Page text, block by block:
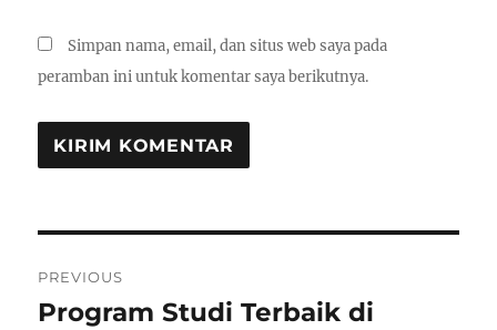
Simpan nama, email, dan situs web saya pada
peramban ini untuk komentar saya berikutnya.
pos
PREVIOUS
Previous
Program Studi Terbaik di